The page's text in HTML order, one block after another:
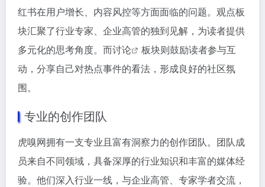
红书在用户增长、内容风控等方面面临的问题。观点板
块汇聚了行业专家、企业高管的独到见解，为读者提供
多元化的思考角度。而讨论
板块则鼓励读者参与互
动，分享自己对热点事件的看法，形成良好的社区氛
围。
专业的创作团队
虎嗅网拥有一支专业且富有洞察力的创作团队。团队成
员来自不同领域，具备深厚的行业知识和丰富的媒体经
验。他们深入行业一线，与企业高管、专家学者交流，